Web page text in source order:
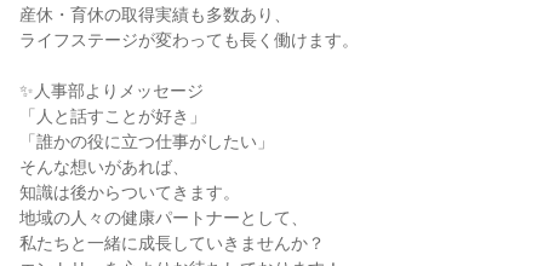
産休・育休の取得実績も多数あり、
ライフステージが変わっても長く働けます。
✨人事部よりメッセージ
「人と話すことが好き」
「誰かの役に立つ仕事がしたい」
そんな想いがあれば、
知識は後からついてきます。
地域の人々の健康パートナーとして、
私たちと一緒に成長していきませんか？